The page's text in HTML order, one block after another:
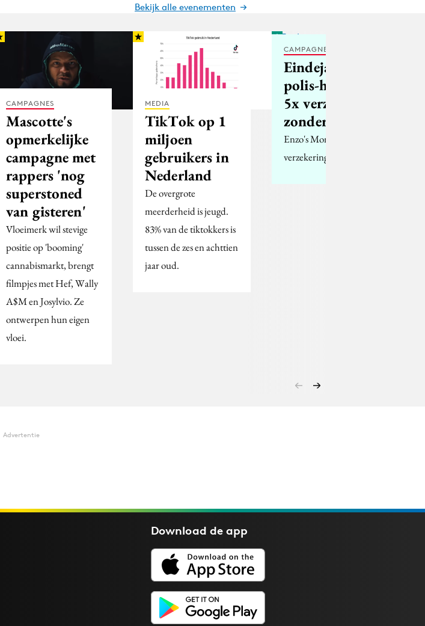
Bekijk alle evenementen
CAMPAGNES
Mascotte's
opmerkelijke
campagne met
rappers 'nog
superstoned
van gisteren'
Vloeimerk wil stevige
positie op 'booming'
cannabismarkt, brengt
filmpjes met Hef, Wally
A$M en Josylvio. Ze
ontwerpen hun eigen
vloei.
MEDIA
TikTok op 1
miljoen
gebruikers in
Nederland
De overgrote
meerderheid is jeugd.
83% van de tiktokkers is
tussen de zes en achttien
jaar oud.
CAMPAGNES
Eindejaars
polis-hoppen:
5x verzekeren
zonder zorgen
Enzo's Monday Motion:
verzekeringen
Advertentie
Download deapp